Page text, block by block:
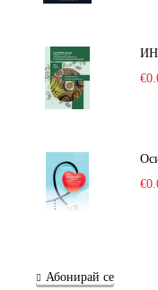
Абонирай се